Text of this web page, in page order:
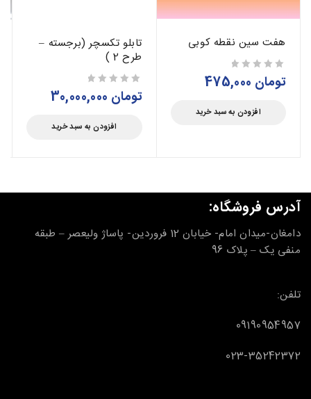
هفت سین نقطه کوبی
تومان
افزودن به سبد خرید
تابلو تکسچر (برجسته –
طرح 2 )
تومان
افزودن به سبد خرید
آدرس فروشگاه:
دامغان-میدان امام- خیابان 12 فروردین- پاساژ ولیعصر – طبقه
منفی یک – پلاک 96
تلفن:
09190954957
023-35242372